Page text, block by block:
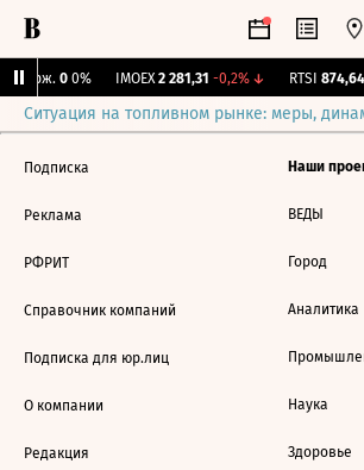
Бирж. 0 0% IMOEX 2 281,31 -0,2%↓ RTSI 874,64
Ситуация на топливном рынке: меры,
Подписка
Реклама
РФРИТ
Справочник компаний
Подписка для юр.лиц
О компании
Редакция
Наши
ВЕДЫ
Город
Аналитика
Наука
Здоровье